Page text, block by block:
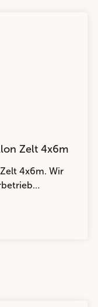
Zelt 4x6m
4x6m. Wir